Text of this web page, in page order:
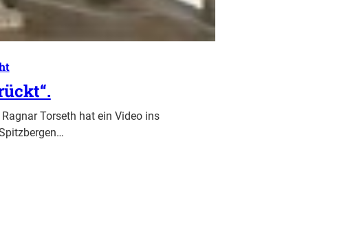
Torseth hat ein Video ins